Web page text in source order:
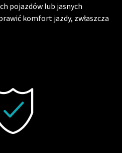
pojazdów lub jasnych
komfort jazdy, zwłaszcza